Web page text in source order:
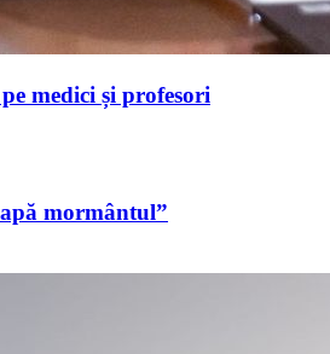
medici și profesori
mormântul”